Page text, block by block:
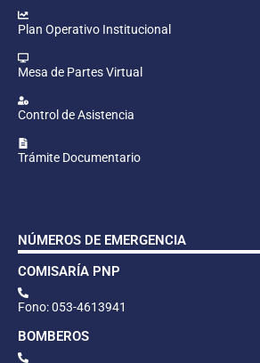
Plan Operativo Institucional
Mesa de Partes Virtual
Control de Asistencia
Trámite Documentario
NÚMEROS DE EMERGENCIA
COMISARÍA PNP
Fono: 053-4613941
BOMBEROS